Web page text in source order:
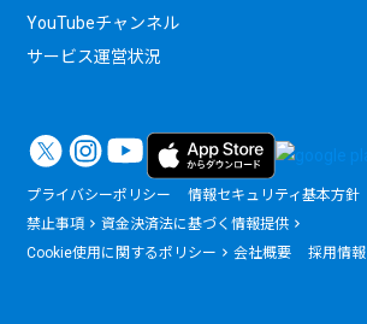
YouTubeチャンネル
サービス運営状況
プライバシーポリシー 情報セキュリティ基本方針
禁止事項
資金決済法に基づく情報提供
Cookie使用に関するポリシー
会社概要 採用情報